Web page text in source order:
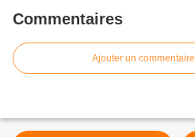
Commentaires
Ajouter un commentaire